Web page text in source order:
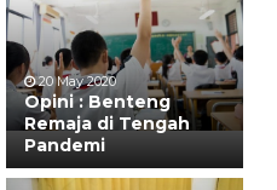
20 May 2020
Opini : Benteng
Remaja di Tengah
Pandemi